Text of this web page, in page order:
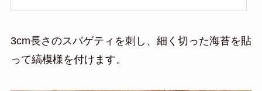
3cm長さのスパゲティを刺し、細く切った海苔を貼
って縞模様を付けます。